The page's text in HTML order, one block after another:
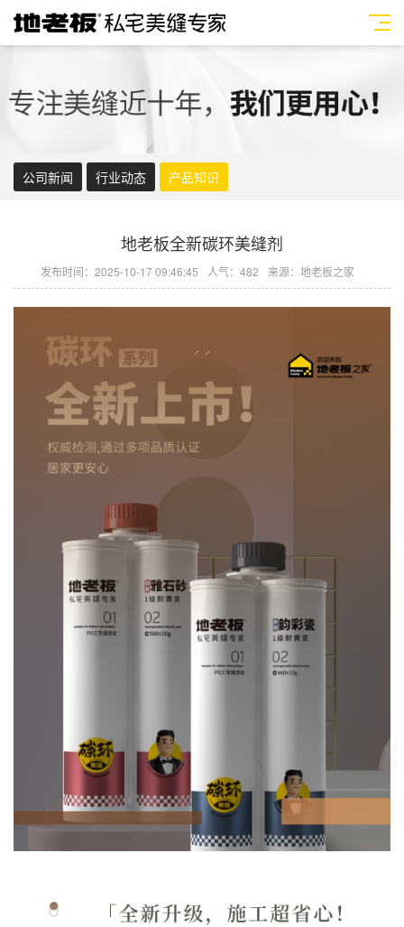
公司新闻 行业动态 产品知识
地老板全新碳环美缝剂
发布时间：2025-10-17 09:46:45 人气：482 来源：地老板之家